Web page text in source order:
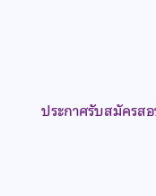
ประกาศรับสมัครส